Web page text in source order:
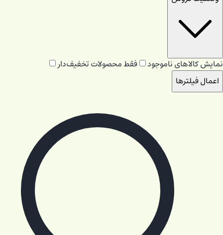
نمایش کالاهای ناموجود
فقط محصولات تخفیف‌دار
اعمال فیلترها